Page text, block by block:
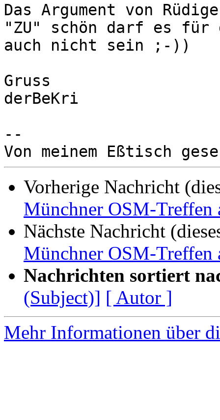
Das Argument von
"ZU" schön darf es für
auch nicht sein ;-))
Gruss
derBeKri
--
Vorherige Nachricht
Münchner OSM-Treffen
Nächste Nachricht
Münchner OSM-Treffen
Nachrichten sortiert
(Subject)] [ Autor ]
Mehr Informationen über